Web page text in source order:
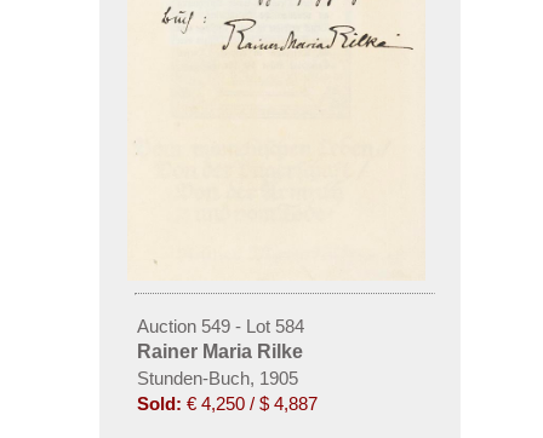
Auction 549 - Lot 584
Rainer Maria Rilke
Stunden-Buch, 1905
Sold: € 4,250 / $ 4,887